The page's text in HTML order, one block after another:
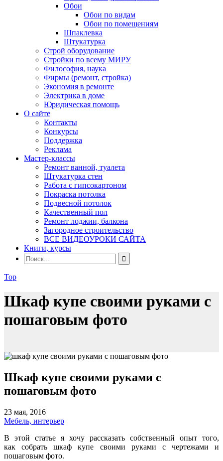
Обои
Обои по видам
Обои по помещениям
Шпаклевка
Штукатурка
Строй оборудование
Стройки по всему МИРУ
Философия, наука
Фирмы (ремонт, стройка)
Экономия в ремонте
Электрика в доме
Юридическая помощь
О сайте
Контакты
Конкурсы
Поддержка
Реклама
Мастер-классы
Ремонт ванной, туалета
Штукатурка стен
Работа с гипсокартоном
Покраска потолка
Подвесной потолок
Качественный пол
Ремонт лоджии, балкона
Загородное строительство
ВСЕ ВИДЕОУРОКИ САЙТА
Книги, курсы
Top
Шкаф купе своими руками с
пошаговым фото
Шкаф купе своими руками с
пошаговым фото
23 мая, 2016
Мебель, интерьер
В этой статье я хочу рассказать собственный опыт того,
как собрать шкаф купе своими руками с чертежами и
пошаговым фото.